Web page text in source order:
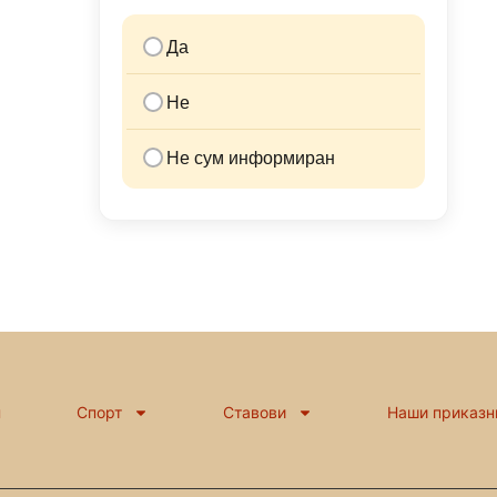
Да
Не
Не сум информиран
Спорт Ставови Наши